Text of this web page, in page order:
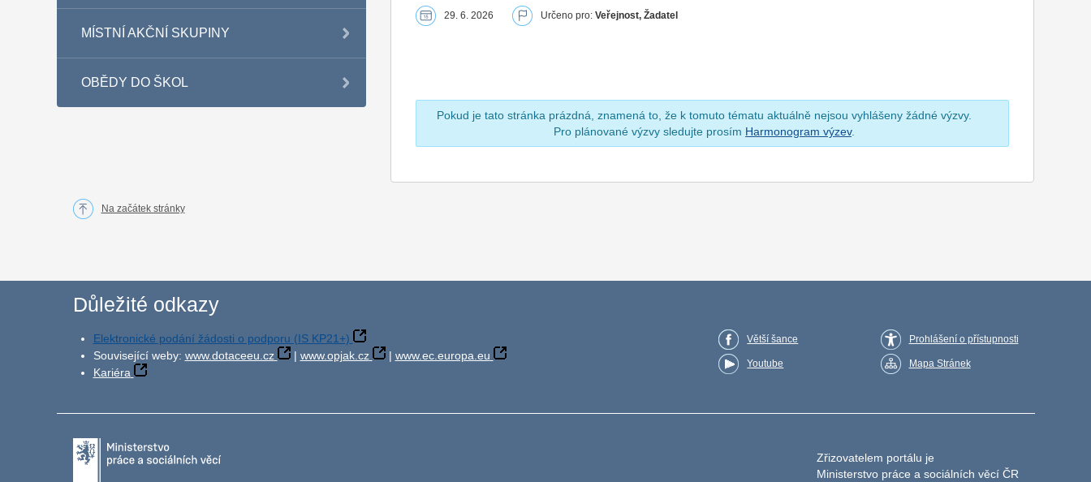
MÍSTNÍ AKČNÍ SKUPINY
OBĚDY DO ŠKOL
29. 6. 2026 Určeno pro:Veřejnost, Žadatel
Pokud je tato stránka prázdná, znamená to, že k tomuto tématu aktuálně nejsou vyhlášeny žádné výzvy.
Pro plánované výzvy sledujte prosím Harmonogram výzev.
Na začátek stránky
Důležité odkazy
Elektronické podání žádosti o podporu (IS KP21+)
Související weby: www.dotaceeu.cz | www.opjak.cz | www.ec.europa.eu
Kariéra
Větší šance
Youtube
Prohlášení o přístupnosti
Mapa Stránek
Zřizovatelem portálu je
Ministerstvo práce a sociálních věcí ČR